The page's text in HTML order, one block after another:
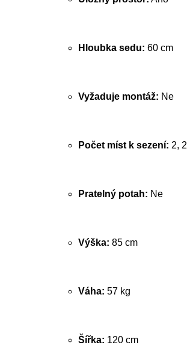
Hloubka sedu: 60 cm
Vyžaduje montáž: Ne
Počet míst k sezení: 2, 2
Pratelný potah: Ne
Výška: 85 cm
Váha: 57 kg
Šířka: 120 cm